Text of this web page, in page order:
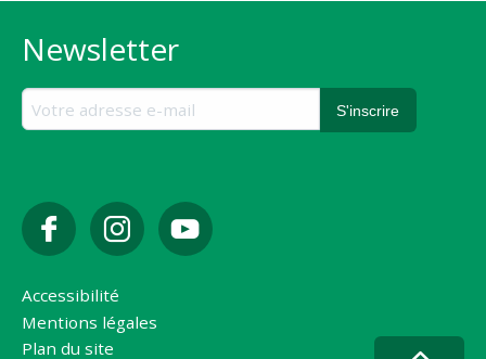
Newsletter
Accessibilité
Mentions légales
Plan du site